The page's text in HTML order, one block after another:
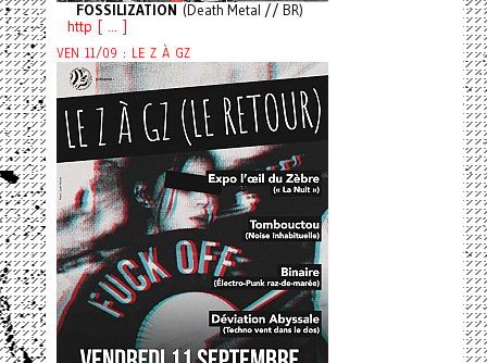
FOSSILIZATION (Death Metal // BR)
http [ ... ]
VEN 11/09 : LE Z À GZ